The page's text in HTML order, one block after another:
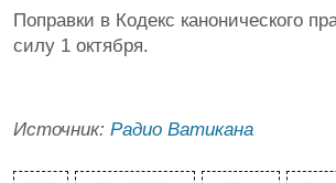
Поправки в Кодекс канонического
силу 1 октября.
Источник: Радио Ватикана